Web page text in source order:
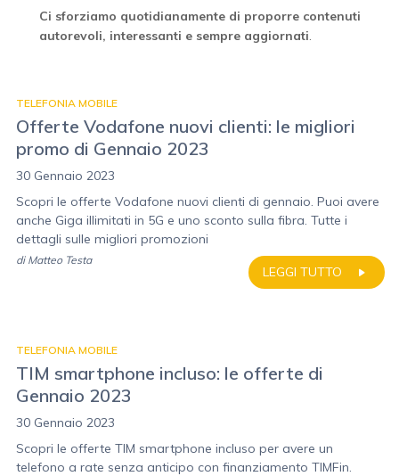
Ci sforziamo quotidianamente di proporre contenuti
autorevoli, interessanti e sempre aggiornati.
TELEFONIA MOBILE
Offerte Vodafone nuovi clienti: le migliori
promo di Gennaio 2023
30 Gennaio 2023
Scopri le offerte Vodafone nuovi clienti di gennaio. Puoi avere
anche Giga illimitati in 5G e uno sconto sulla fibra. Tutte i
dettagli sulle migliori promozioni
LEGGI TUTTO
di Matteo Testa
TELEFONIA MOBILE
TIM smartphone incluso: le offerte di
Gennaio 2023
30 Gennaio 2023
Scopri le offerte TIM smartphone incluso per avere un
telefono a rate senza anticipo con finanziamento TIMFin.